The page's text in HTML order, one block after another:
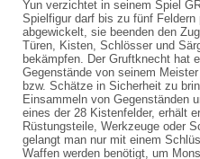
Yun verzichtet in seinem Spiel
Spielfigur darf bis zu fünf
abgewickelt, sie beenden den
Türen, Kisten, Schlösser und
bekämpfen. Der Gruftknecht hat
Gegenstände von seinem
bzw. Schätze in Sicherheit zu
Einsammeln von Gegenständen
eines der 28 Kistenfelder, erhält
Rüstungsteile, Werkzeuge oder
gelangt man nur mit einem
Waffen werden benötigt, um